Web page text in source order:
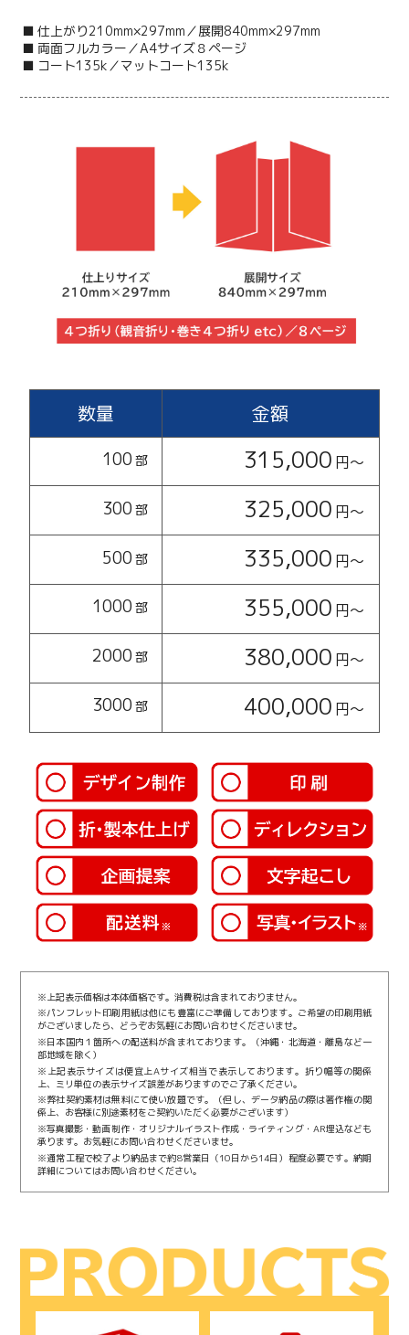
■ 仕上がり210mm×297mm／展開840mm×297mm
■ 両面フルカラー／A4サイズ８ページ
■ コート135k／マットコート135k
数量 金額
100 部 315,000 円〜
300 部 325,000 円〜
500 部 335,000 円〜
1000 部 355,000 円〜
2000 部 380,000 円〜
3000 部 400,000 円〜
※上記表示価格は本体価格です。消費税は含まれておりません。
※パンフレット印刷用紙は他にも豊富にご準備しております。ご希望の印刷用紙
がございましたら、どうぞお気軽にお問い合わせくださいませ。
※日本国内１箇所への配送料が含まれております。（沖縄・北海道・離島など一
部地域を除く）
※上記表示サイズは便宜上Aサイズ相当で表示しております。折り幅等の関係
上、ミリ単位の表示サイズ誤差がありますのでご了承ください。
※弊社契約素材は無料にて使い放題です。（但し、データ納品の際は著作権の関
係上、お客様に別途素材をご契約いただく必要がございます）
※写真撮影・動画制作・オリジナルイラスト作成・ライティング・AR埋込なども
承ります。お気軽にお問い合わせくださいませ。
※通常工程で校了より納品まで約8営業日（10日から14日）程度必要です。納期
詳細についてはお問い合わせください。